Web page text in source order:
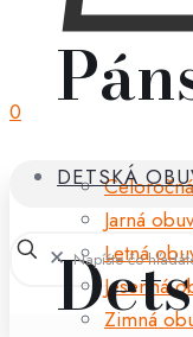
Jarná obuv
Letná
Jesenná
Zimná
0
DETSKÁ
✕